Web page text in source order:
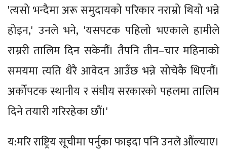
'त्यसो भन्दैमा अरू समुदायको परिकार नराम्रो थियो भन्ने
होइन,' उनले भने, 'यसपटक पहिलो भएकाले हामीले
राम्ररी तालिम दिन सकेनौं। तैपनि तीन–चार महिनाको
समयमा त्यति धैरै आवेदन आउँछ भन्ने सोचेकै थिएनौं।
अर्कोपटक स्थानीय र संघीय सरकारको पहलमा तालिम
दिने तयारी गरिरहेका छौं।'
य:मरि राष्ट्रिय सूचीमा पर्नुका फाइदा पनि उनले औंल्याए।